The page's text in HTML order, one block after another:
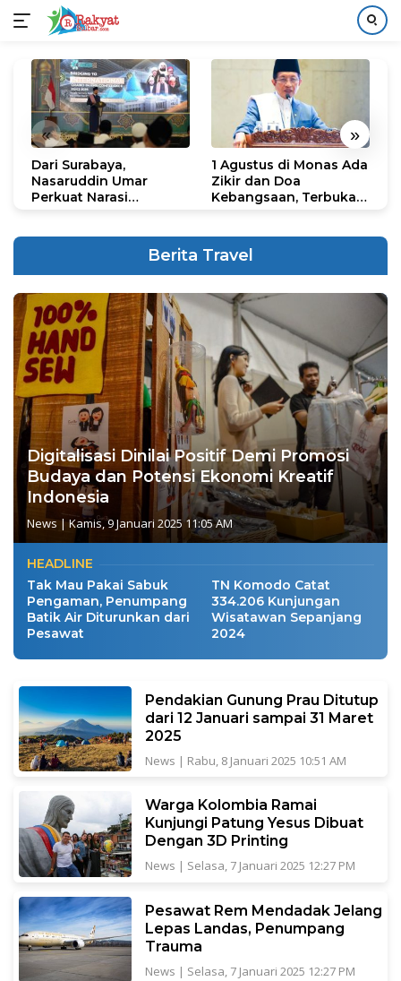
konten
« »
Dari Surabaya,
Nasaruddin Umar
Perkuat Narasi
1 Agustus di Monas Ada
Zikir dan Doa
Kebangsaan, Terbuka
Berita Travel
Digitalisasi Dinilai Positif Demi Promosi
Budaya dan Potensi Ekonomi Kreatif
Indonesia
News| Kamis, 9 Januari 2025 11:05 AM
HEADLINE
Tak Mau Pakai Sabuk
Pengaman, Penumpang
Batik Air Diturunkan dari
Pesawat
TN Komodo Catat
334.206 Kunjungan
Wisatawan Sepanjang
2024
Pendakian Gunung Prau Ditutup
dari 12 Januari sampai 31 Maret
2025
News | Rabu, 8 Januari 2025 10:51 AM
Warga Kolombia Ramai
Kunjungi Patung Yesus Dibuat
Dengan 3D Printing
News | Selasa, 7 Januari 2025 12:27 PM
Pesawat Rem Mendadak Jelang
Lepas Landas, Penumpang
Trauma
News | Selasa, 7 Januari 2025 12:27 PM